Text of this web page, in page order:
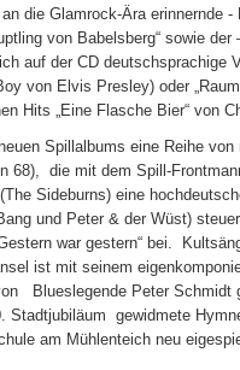
die Glamrock-Ära erinnernde
von Babelsberg“ sowie
auf der CD deutschsprachige
von Elvis Presley) oder
Hits „Eine Flasche Bier“ von
Spillalbums eine Reihe
68), die mit dem Spill-
Sideburns) eine
und Peter & der Wüst)
war gestern“ bei.
ist mit seinem
Blueslegende Peter
gewidmete
am Mühlenteich neu